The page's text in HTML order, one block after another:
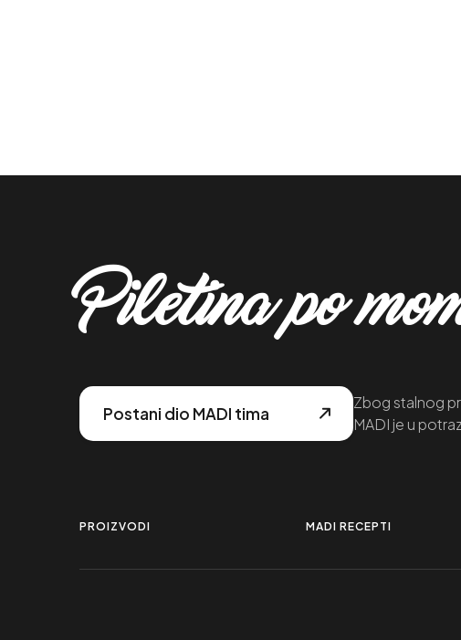
Piletina po
Postani dio MADI tima
Zbog stalnog
MADI je u
PROIZVODI MADI RECEPTI